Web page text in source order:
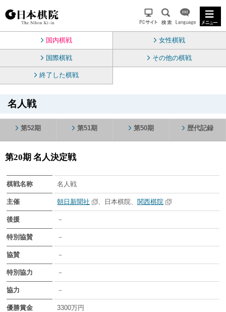
国内棋戦 女性棋戦
国際棋戦 その他の棋戦
終了した棋戦
名人戦
第52期 第51期 第50期 歴代記録
第20期 名人決定戦
棋戦名称 名人戦
主催 朝日新聞社 、日本棋院、 関西棋院
後援 －
特別協賛 －
協賛 －
特別協力 －
協力 －
優勝賞金 3300万円